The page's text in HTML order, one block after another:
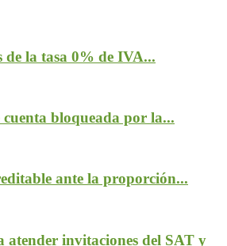
de la tasa 0% de IVA...
cuenta bloqueada por la...
ante la proporción...
atender invitaciones del SAT y